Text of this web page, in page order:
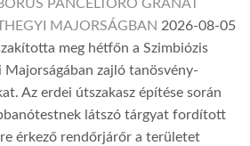
PÁNCÉLTÖRŐ GRÁNÁT
MAJORSÁGBAN 2026-08-05
meg hétfőn a Szimbiózis
zajló tanösvény-
Az erdei útszakasz építése során
látszó tárgyat fordított
érkező rendőrjárőr a területet